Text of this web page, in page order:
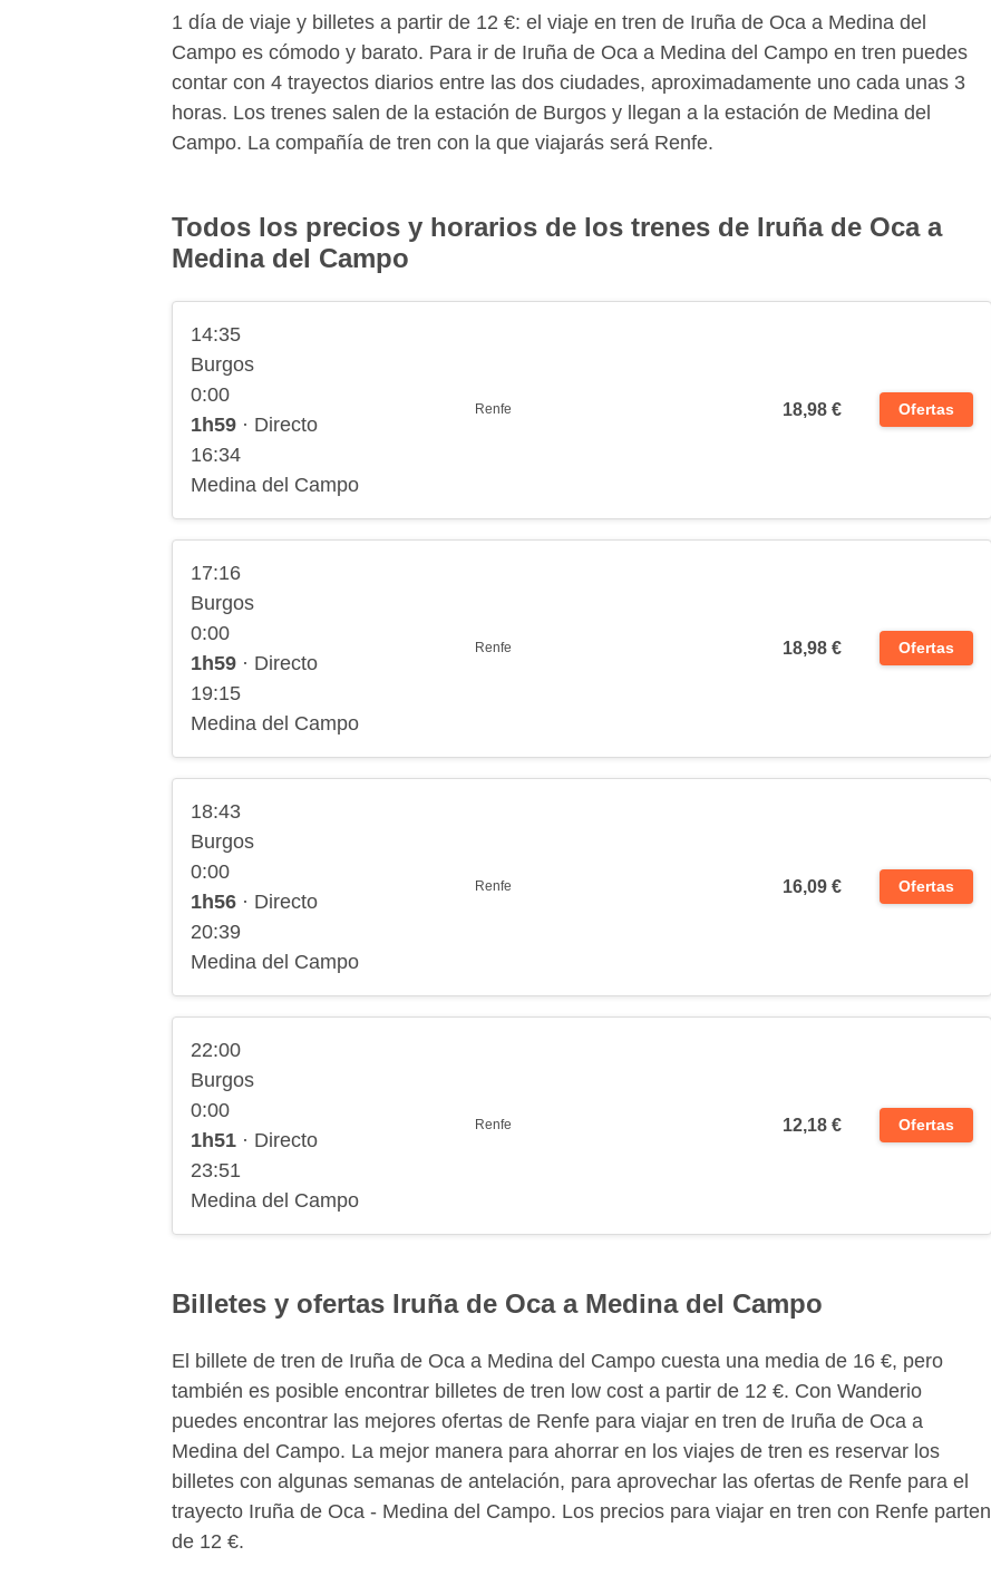
1 día de viaje y billetes a partir de 12 €: el viaje en tren de Iruña de Oca a Medina del
Campo es cómodo y barato. Para ir de Iruña de Oca a Medina del Campo en tren puedes
contar con 4 trayectos diarios entre las dos ciudades, aproximadamente uno cada unas 3
horas. Los trenes salen de la estación de Burgos y llegan a la estación de Medina del
Campo. La compañía de tren con la que viajarás será Renfe.
Todos los precios y horarios de los trenes de Iruña de Oca a
Medina del Campo
14:35
Burgos
0:00
1h59 · Directo
16:34
Medina del Campo
Renfe 18,98 € Ofertas
17:16
Burgos
0:00
1h59 · Directo
19:15
Medina del Campo
Renfe 18,98 € Ofertas
18:43
Burgos
0:00
1h56 · Directo
20:39
Medina del Campo
Renfe 16,09 € Ofertas
22:00
Burgos
0:00
1h51 · Directo
23:51
Medina del Campo
Renfe 12,18 € Ofertas
Billetes y ofertas Iruña de Oca a Medina del Campo
El billete de tren de Iruña de Oca a Medina del Campo cuesta una media de 16 €, pero
también es posible encontrar billetes de tren low cost a partir de 12 €. Con Wanderio
puedes encontrar las mejores ofertas de Renfe para viajar en tren de Iruña de Oca a
Medina del Campo. La mejor manera para ahorrar en los viajes de tren es reservar los
billetes con algunas semanas de antelación, para aprovechar las ofertas de Renfe para el
trayecto Iruña de Oca - Medina del Campo. Los precios para viajar en tren con Renfe parten
de 12 €.